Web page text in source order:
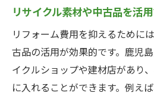
リサイクル素材や中古品を活
リフォーム費用を抑えるために
古品の活用が効果的です。鹿児
イクルショップや建材店があり
に入れることができます。例え